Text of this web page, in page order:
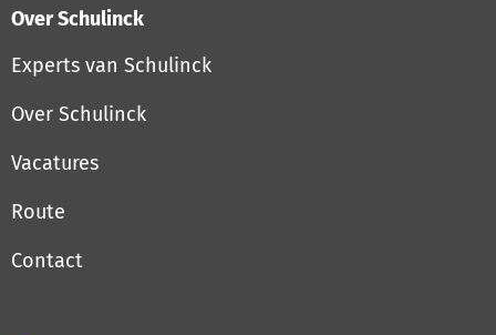
Over Schulinck
Experts van Schulinck
Over Schulinck
Vacatures
Route
Contact